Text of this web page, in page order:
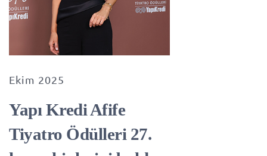
Ekim 2025
Yapı Kredi Afife
Tiyatro Ödülleri 27.